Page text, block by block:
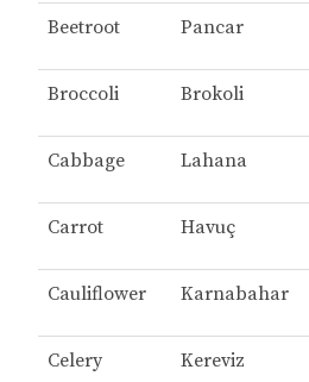
Beetroot Pancar
Broccoli Brokoli
Cabbage Lahana
Carrot Havuç
Cauliflower Karnabahar
Celery Kereviz